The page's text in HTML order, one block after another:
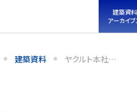
建築資料
アーカイ
建築資料 ヤクルト本社ビ
ル